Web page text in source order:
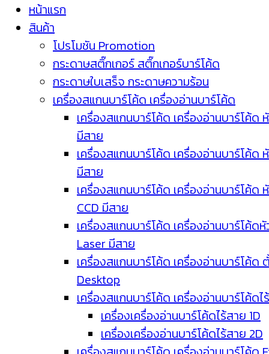
หน้าแรก
สินค้า
โปรโมชัน Promotion
กระดาษสติ๊กเกอร์ สติ๊กเกอร์บาร์โค้ด
กระดาษใบเสร็จ กระดาษความร้อน
เครื่องสแกนบาร์โค้ด เครื่องอ่านบาร์โค้ด
เครื่องสแกนบาร์โค้ด เครื่องอ่านบาร์โค้ด
มีสาย
เครื่องสแกนบาร์โค้ด เครื่องอ่านบาร์โค้ด
มีสาย
เครื่องสแกนบาร์โค้ด เครื่องอ่านบาร์โค้ด
CCD มีสาย
เครื่องสแกนบาร์โค้ด เครื่องอ่านบาร์โค้ด
Laser มีสาย
เครื่องสแกนบาร์โค้ด เครื่องอ่านบาร์โค้ด
Desktop
เครื่องสแกนบาร์โค้ด เครื่องอ่านบาร์โค้ดไ
เครื่องเครื่องอ่านบาร์โค้ดไร้สาย 1D
เครื่องเครื่องอ่านบาร์โค้ดไร้สาย 2D